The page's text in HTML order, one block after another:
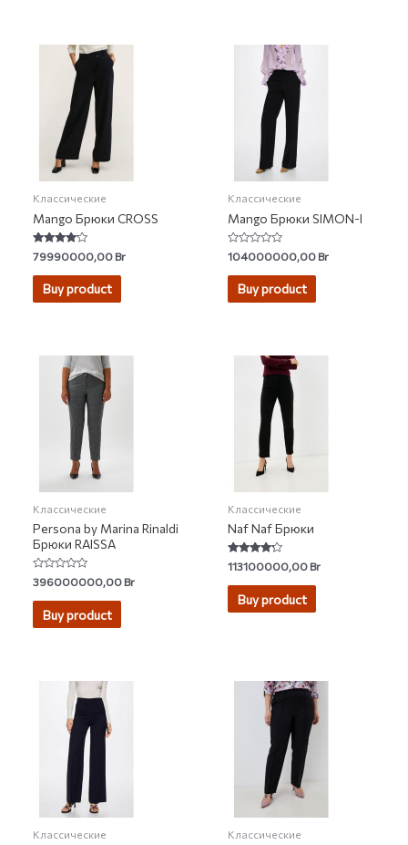
Классические
Mango Брюки CROSS
Rated
3.90
out of 5
79990000,00Br
Buy product
Классические
Mango Брюки SIMON-I
Rated
0
out
104000000,00Br
Buy product
Классические
Persona by Marina Rinaldi
Брюки RAISSA
Rated
0
out
396000000,00Br
Buy product
Классические
Naf Naf Брюки
Rated
4.00
out of 5
113100000,00Br
Buy product
Классические Классические